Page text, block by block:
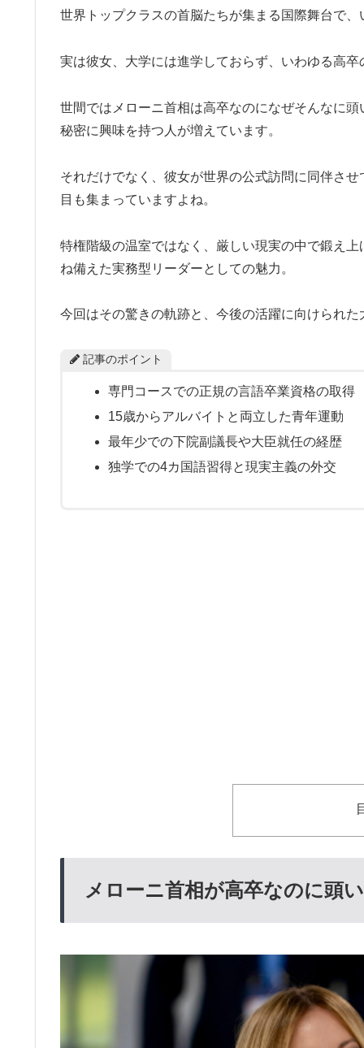
世界トップクラスの首脳たちが集まる国際舞台で
実は彼女、大学には進学しておらず、いわゆる高
世間ではメローニ首相は高卒なのになぜそんなに
秘密に興味を持つ人が増えています。
それだけでなく、彼女が世界の公式訪問に同伴さ
目も集まっていますよね。
特権階級の温室ではなく、厳しい現実の中で鍛え
ね備えた実務型リーダーとしての魅力。
今回はその驚きの軌跡と、今後の活躍に向けられ
記事のポイント
専門コースでの正規の言語卒業資格の取得
15歳からアルバイトと両立した青年運動
最年少での下院副議長や大臣就任の経歴
独学での4カ国語習得と現実主義の外交
メローニ首相が高卒なのに頭